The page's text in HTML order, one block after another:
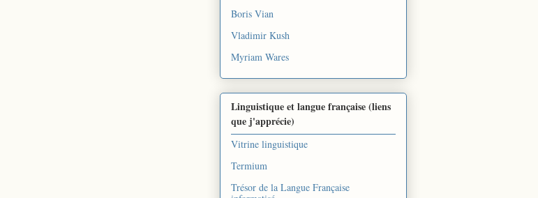
Boris Vian
Vladimir Kush
Myriam Wares
Linguistique et langue française (liens
que j'apprécie)
Vitrine linguistique
Termium
Trésor de la Langue Française